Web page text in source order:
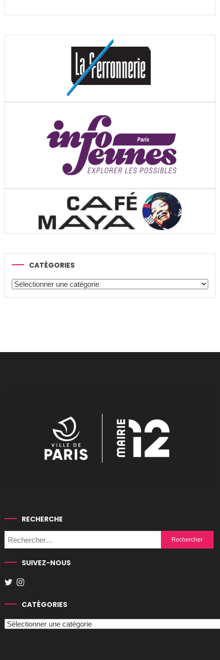
CATÉGORIES
Catégories
RECHERCHE
Rechercher :
SUIVEZ-NOUS
CATÉGORIES
Catégories